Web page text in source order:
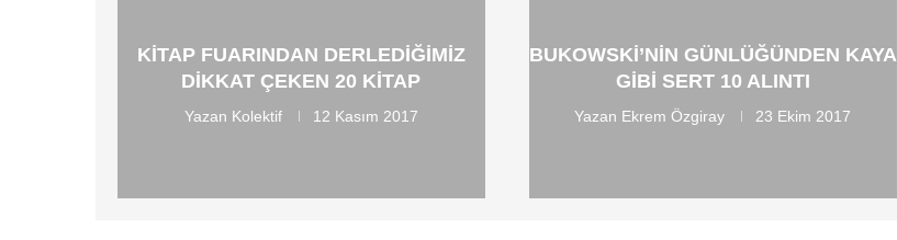
KITAP FUARINDAN DERLEDIĞIMIZ
DIKKAT ÇEKEN 20 KITAP
Yazan Kolektif 12 Kasım 2017
BUKOWSKI’NIN GÜNLÜĞÜNDEN KAYA
GIBI SERT 10 ALINTI
Yazan Ekrem Özgiray 23 Ekim 2017